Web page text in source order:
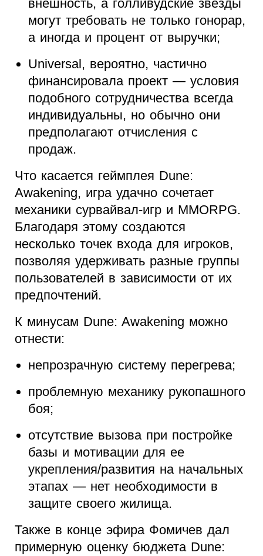
внешность, а голливудские звезды
могут требовать не только гонорар,
а иногда и процент от выручки;
Universal, вероятно, частично
финансировала проект — условия
подобного сотрудничества всегда
индивидуальны, но обычно они
предполагают отчисления с
продаж.
Что касается геймплея Dune:
Awakening, игра удачно сочетает
механики сурвайвал-игр и MMORPG.
Благодаря этому создаются
несколько точек входа для игроков,
позволяя удерживать разные группы
пользователей в зависимости от их
предпочтений.
К минусам Dune: Awakening можно
отнести:
непрозрачную систему перегрева;
проблемную механику рукопашного
боя;
отсутствие вызова при постройке
базы и мотивации для ее
укрепления/развития на начальных
этапах — нет необходимости в
защите своего жилища.
Также в конце эфира Фомичев дал
примерную оценку бюджета Dune: